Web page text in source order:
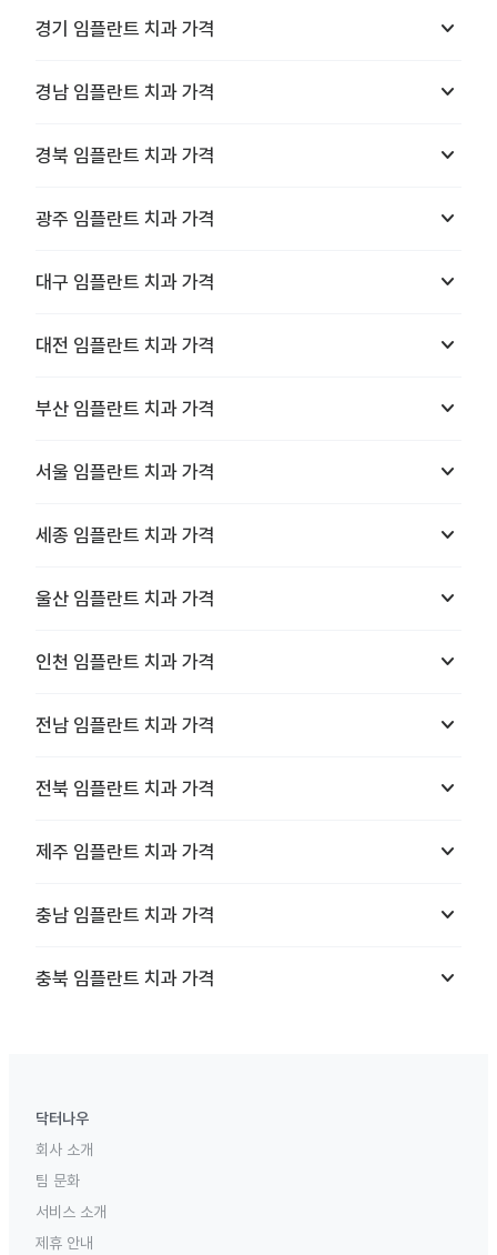
경기 임플란트 치과 가격 keyboard_arrow_down
경남 임플란트 치과 가격 keyboard_arrow_down
경북 임플란트 치과 가격 keyboard_arrow_down
광주 임플란트 치과 가격 keyboard_arrow_down
대구 임플란트 치과 가격 keyboard_arrow_down
대전 임플란트 치과 가격 keyboard_arrow_down
부산 임플란트 치과 가격 keyboard_arrow_down
서울 임플란트 치과 가격 keyboard_arrow_down
세종 임플란트 치과 가격 keyboard_arrow_down
울산 임플란트 치과 가격 keyboard_arrow_down
인천 임플란트 치과 가격 keyboard_arrow_down
전남 임플란트 치과 가격 keyboard_arrow_down
전북 임플란트 치과 가격 keyboard_arrow_down
제주 임플란트 치과 가격 keyboard_arrow_down
충남 임플란트 치과 가격 keyboard_arrow_down
충북 임플란트 치과 가격 keyboard_arrow_down
닥터나우
회사 소개
팀 문화
서비스 소개
제휴 안내